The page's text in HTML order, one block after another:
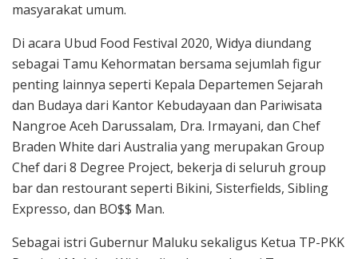
masyarakat umum.
Di acara Ubud Food Festival 2020, Widya diundang
sebagai Tamu Kehormatan bersama sejumlah figur
penting lainnya seperti Kepala Departemen Sejarah
dan Budaya dari Kantor Kebudayaan dan Pariwisata
Nangroe Aceh Darussalam, Dra. Irmayani, dan Chef
Braden White dari Australia yang merupakan Group
Chef dari 8 Degree Project, bekerja di seluruh group
bar dan restourant seperti Bikini, Sisterfields, Sibling
Expresso, dan BO$$ Man.
Sebagai istri Gubernur Maluku sekaligus Ketua TP-PKK